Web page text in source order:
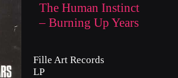
The Human Instinct
– Burning Up Years
Fille Art Records
LP